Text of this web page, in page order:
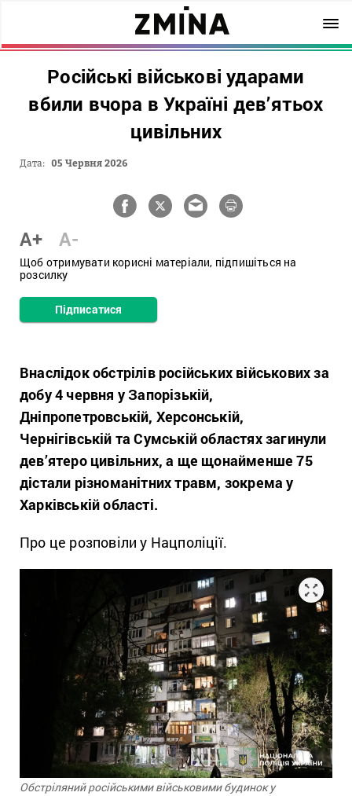
Російські військові ударами
вбили вчора в Україні дев’ятьох
цивільних
Дата: 05 Червня 2026
A+ A-
Щоб отримувати корисні матеріали, підпишіться на
розсилку
Підписатися
Внаслідок обстрілів російських військових за
добу 4 червня у Запорізькій,
Дніпропетровській, Херсонській,
Чернігівській та Сумській областях загинули
дев’ятеро цивільних, а ще щонайменше 75
дістали різноманітних травм, зокрема у
Харківській області.
Про це розповіли у Нацполіції.
Обстріляний російськими військовими будинок у